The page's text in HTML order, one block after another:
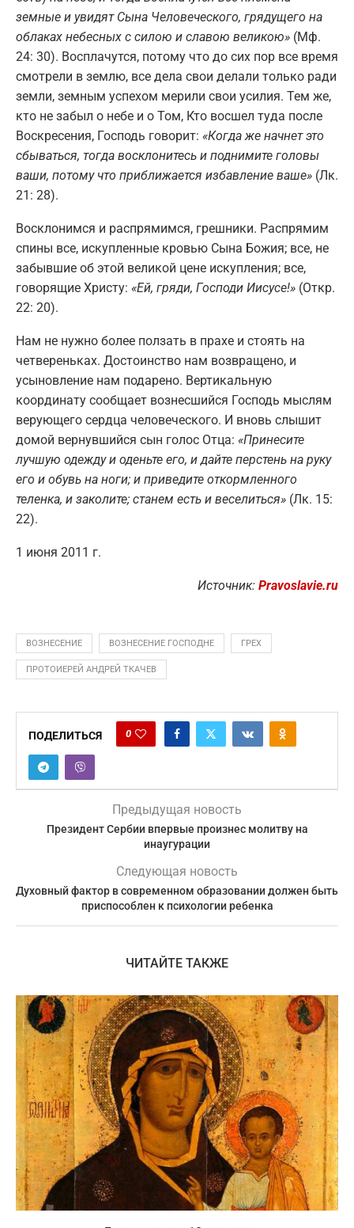
земные и увидят Сына Человеческого, грядущего на
облаках небесных с силою и славою великою» (Мф.
24: 30). Восплачутся, потому что до сих пор все время
смотрели в землю, все дела свои делали только ради
земли, земным успехом мерили свои усилия. Тем же,
кто не забыл о небе и о Том, Кто восшел туда после
Воскресения, Господь говорит: «Когда же начнет это
сбываться, тогда восклонитесь и поднимите головы
ваши, потому что приближается избавление ваше» (Лк.
21: 28).
Восклонимся и распрямимся, грешники. Распрямим
спины все, искупленные кровью Сына Божия; все, не
забывшие об этой великой цене искупления; все,
говорящие Христу: «Ей, гряди, Господи Иисусе!» (Откр.
22: 20).
Нам не нужно более ползать в прахе и стоять на
четвереньках. Достоинство нам возвращено, и
усыновление нам подарено. Вертикальную
координату сообщает вознесшийся Господь мыслям
верующего сердца человеческого. И вновь слышит
домой вернувшийся сын голос Отца: «Принесите
лучшую одежду и оденьте его, и дайте перстень на руку
его и обувь на ноги; и приведите откормленного
теленка, и заколите; станем есть и веселиться» (Лк. 15:
22).
1 июня 2011 г.
Источник: Pravoslavie.ru
ВОЗНЕСЕНИЕ ВОЗНЕСЕНИЕ ГОСПОДНЕ ГРЕХ
ПРОТОИЕРЕЙ АНДРЕЙ ТКАЧЕВ
ПОДЕЛИТЬСЯ 0
Предыдущая новость
Президент Сербии впервые произнес молитву на
инаугурации
Следующая новость
Духовный фактор в современном образовании должен быть
приспособлен к психологии ребенка
ЧИТАЙТЕ ТАКЖЕ